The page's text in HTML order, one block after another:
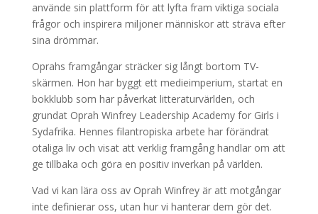
använde sin plattform för att lyfta fram viktiga sociala
frågor och inspirera miljoner människor att sträva efter
sina drömmar.
Oprahs framgångar sträcker sig långt bortom TV-
skärmen. Hon har byggt ett medieimperium, startat en
bokklubb som har påverkat litteraturvärlden, och
grundat Oprah Winfrey Leadership Academy for Girls i
Sydafrika. Hennes filantropiska arbete har förändrat
otaliga liv och visat att verklig framgång handlar om att
ge tillbaka och göra en positiv inverkan på världen.
Vad vi kan lära oss av Oprah Winfrey är att motgångar
inte definierar oss, utan hur vi hanterar dem gör det.